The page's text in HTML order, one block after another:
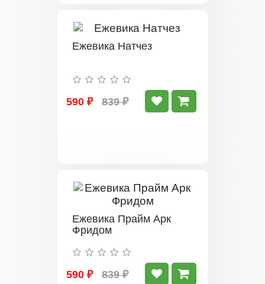
Ежевика Натчез
590 ₽ 839 ₽
Ежевика Прайм Арк
Фридом
590 ₽ 839 ₽